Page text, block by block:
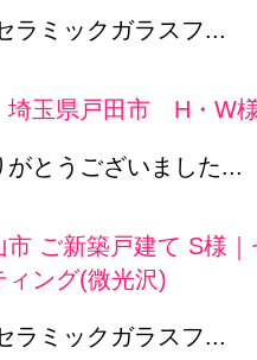
ラミックガラスフ...
玉県戸田市 H・W
がとうございました...
市 ご新築戸建て S様
ィング(微光沢)
ラミックガラスフ...